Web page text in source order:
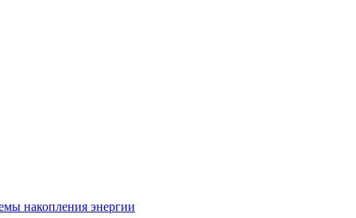
накопления энергии